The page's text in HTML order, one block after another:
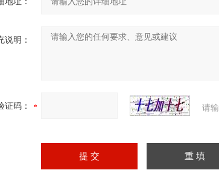
说明：
证码： 请